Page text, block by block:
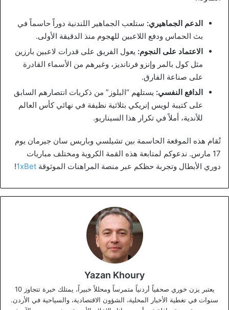
الدعم الجماهيري: ستلعب الجماهير اللندنية دوراً حاسماً في
بث الحماس ودفع اللاعبين للهجوم منذ الدقيقة الأولى.
الاعتماد على النجوم: يعول الفريق على قدرات لاعبين بارزين
مثل كول بالمر وإنزو فرنانديز، وغيرهم من الأسماء القادرة
على صناعة الفارق.
الدافع النفسي: يستلهم “البلوز” من ذكريات انتصارهم السابق
على كتيبة لويس إنريكي بثلاثية نظيفة في نهائي كأس العالم
للأندية، أملاً في تكرار هذا السيناريو.
تُقام هذه الموقعة الحاسمة بين تشيلسي وباريس سان جيرمان يوم
17 مارس. ندعوكم لمتابعة هذه القمة الكروية ومختلف مباريات
دوري الأبطال وتجربة حظكم عبر منصة المراهنات الموثوقة 1xBet
!
Yazan Khoury
يعتبر يزن خوري صحفياً أردنياً متمرساً ومحللاً خبيراً، يمتلك خبرة تتجاوز 10
سنوات في تغطية الأخبار المحلية، الشؤون الاقتصادية، والسياحية في الأردن.